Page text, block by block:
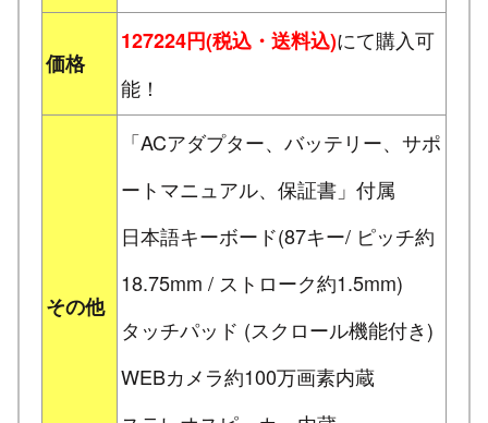
価格
127224円(税込・送料込)にて購入可
能！
その他
「ACアダプター、バッテリー、サポ
ートマニュアル、保証書」付属
日本語キーボード(87キー/ ピッチ約
18.75mm / ストローク約1.5mm)
タッチパッド (スクロール機能付き)
WEBカメラ約100万画素内蔵